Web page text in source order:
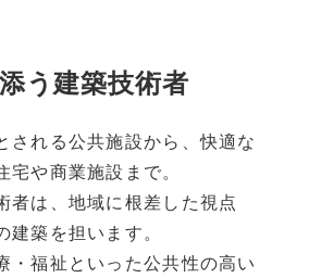
う建築技術者
される公共施設から、快適な
や商業施設まで。
者は、地域に根差した視点
築を担います。
・福祉といった公共性の高い